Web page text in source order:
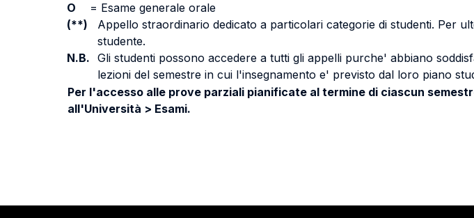
O
= Esame generale orale
(**)
Appello straordinario dedicato a particolari categorie di studenti. Per
studente.
N.B. Gli studenti possono accedere a tutti gli appelli purche' abbiano
lezioni del semestre in cui l'insegnamento e' previsto dal loro piano
Per l'accesso alle prove parziali pianificate al termine di ciascun
all'Università > Esami.